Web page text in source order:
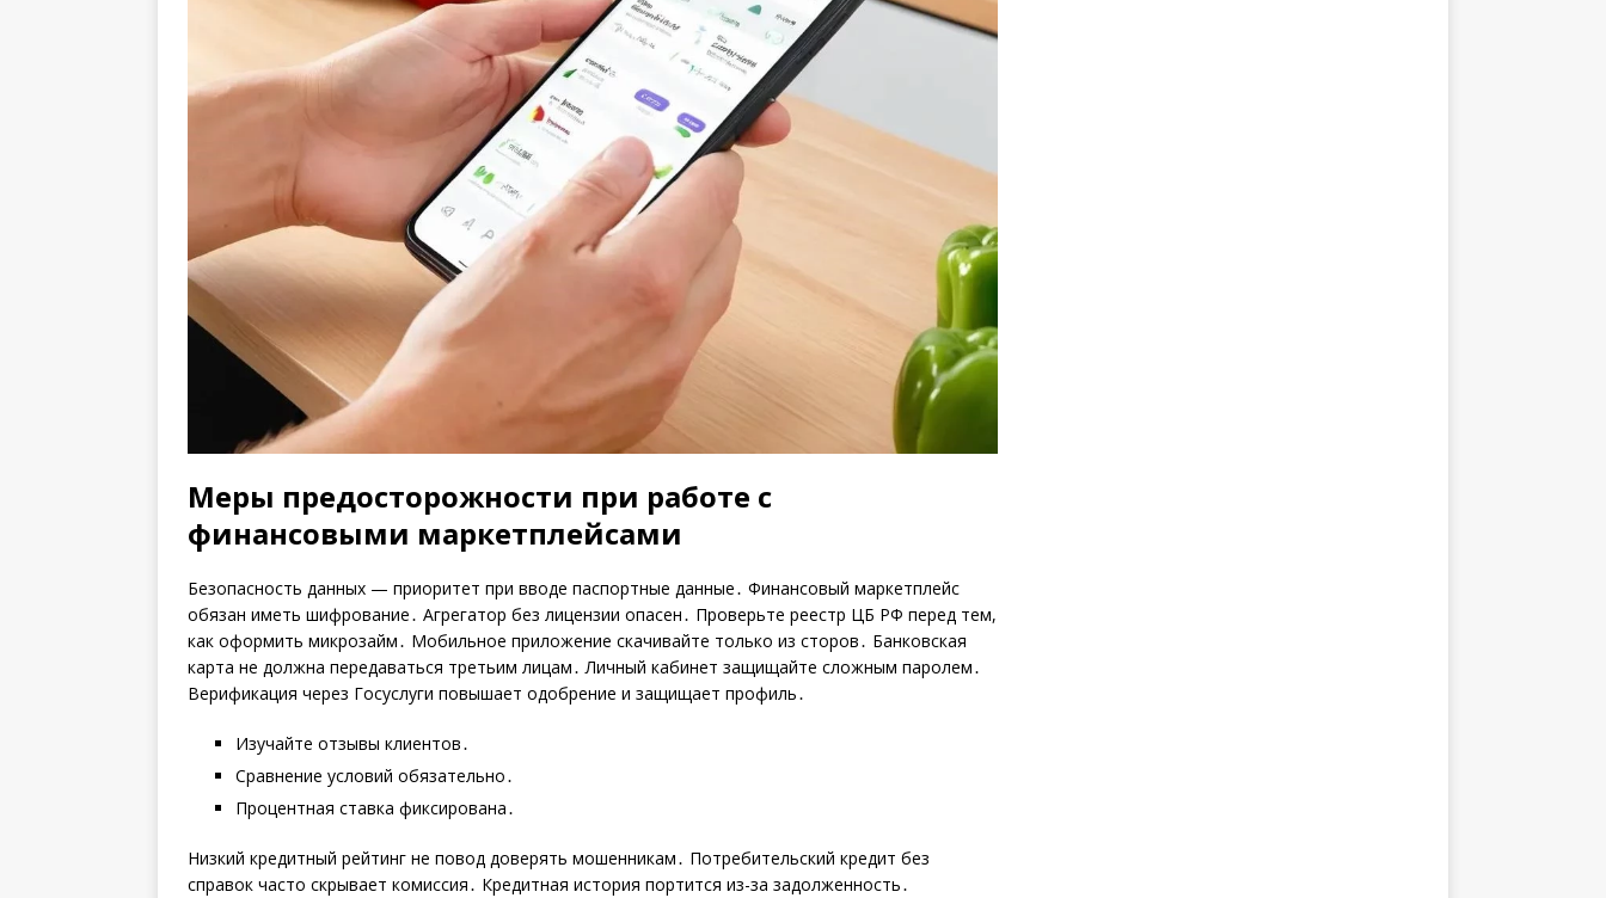
Меры предосторожности при работе с
финансовыми маркетплейсами
Безопасность данных — приоритет при вводе паспортные данные․ Финансовый маркетплейс
обязан иметь шифрование․ Агрегатор без лицензии опасен․ Проверьте реестр ЦБ РФ перед тем,
как оформить микрозайм․ Мобильное приложение скачивайте только из сторов․ Банковская
карта не должна передаваться третьим лицам․ Личный кабинет защищайте сложным паролем․
Верификация через Госуслуги повышает одобрение и защищает профиль․
Изучайте отзывы клиентов․
Сравнение условий обязательно․
Процентная ставка фиксирована․
Низкий кредитный рейтинг не повод доверять мошенникам․ Потребительский кредит без
справок часто скрывает комиссия․ Кредитная история портится из-за задолженность․